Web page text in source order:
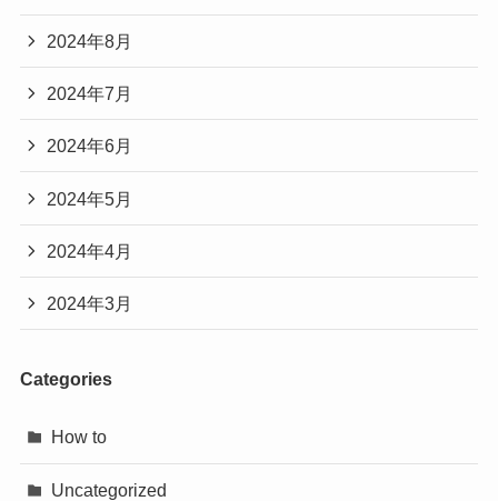
2024年8月
2024年7月
2024年6月
2024年5月
2024年4月
2024年3月
Categories
How to
Uncategorized